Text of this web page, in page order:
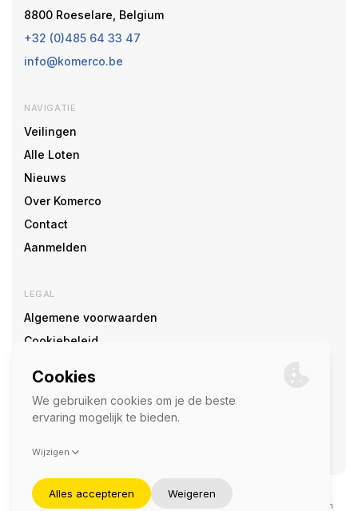
8800 Roeselare, Belgium
+32 (0)485 64 33 47
info@komerco.be
NAVIGATIE
Veilingen
Alle Loten
Nieuws
Over Komerco
Contact
Aanmelden
LEGAL
Algemene voorwaarden
Cookiebeleid
SOCIAL
©2026 — Komerco
Deze site wordt beschermd door reCAPTCHA en het
en